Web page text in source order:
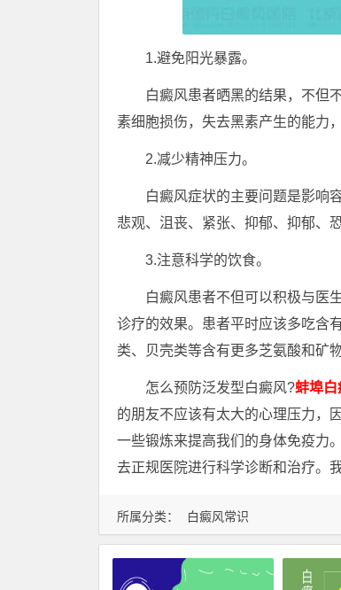
所属分类： 白癜风常识
1.避免阳光暴露。
白癜风患者晒黑的结果，不但不
素细胞损伤，失去黑素产生的能力
2.减少精神压力。
白癜风症状的主要问题是影响容
悲观、沮丧、紧张、抑郁、抑郁、
3.注意科学的饮食。
白癜风患者不但可以积极与医生
诊疗的效果。患者平时应该多吃含
类、贝壳类等含有更多芝氨酸和矿
怎么预防泛发型白癜风?蚌埠白
的朋友不应该有太大的心理压力，
一些锻炼来提高我们的身体免疫力
去正规医院进行科学诊断和治疗。